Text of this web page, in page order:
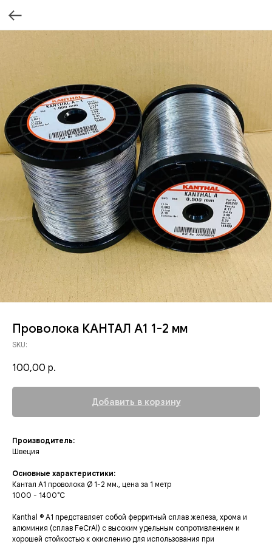
Проволока КАНТАЛ А1 1-2 мм
SKU:
100,00 р.
Добавить в корзину
Производитель:
Швеция
Основные характеристики:
Кантал А1 проволока Ø 1-2 мм., цена за 1 метр
1000 - 1400°C
Kanthal ® A1 представляет собой ферритный сплав железа, хрома и
алюминия (сплав FeCrAl) с высоким удельным сопротивлением и
хорошей стойкостью к окислению для использования при